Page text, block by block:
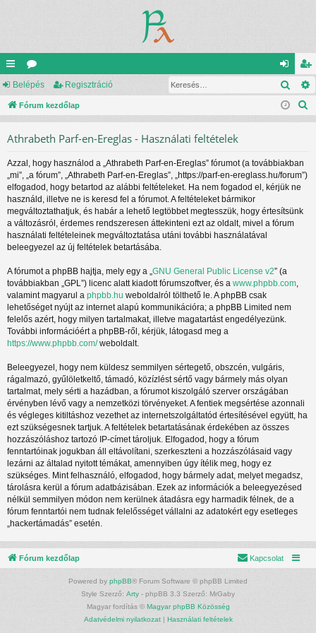
yo
rs
ór
u
el
ép
eg
is
ió
Belépés Regisztráció
Fórum kezdőlap
Athrabeth Parf-en-Ereglas - Használati feltételek
Azzal, hogy használod a „Athrabeth Parf-en-Ereglas” fórumot (a továbbiakban
„mi”, „a fórum”, „Athrabeth Parf-en-Ereglas”, „https://parf-en-ereglass.hu/forum”)
elfogadod, hogy betartod az alábbi feltételeket. Ha nem fogadod el, kérjük ne
használd, illetve ne is keresd fel a fórumot. A feltételeket bármikor
megváltoztathatjuk, és habár a lehető legtöbbet megtesszük, hogy értesítsünk
a változásról, érdemes rendszeresen áttekinteni ezt az oldalt, mivel a fórum
használati feltételeinek megváltoztatása utáni további használatával
beleegyezel az új feltételek betartásába.
A fórumot a phpBB hajtja, mely egy a „ GNU General Public License v2” (a
továbbiakban „GPL”) licenc alatt kiadott fórumszoftver, és a www.phpbb.com
valamint magyarul a phpbb.hu weboldalról tölthető le. A phpBB csak
lehetőséget nyújt az internet alapú kommunikációra; a phpBB Limited nem
felelős azért, hogy milyen tartalmakat, illetve magatartást engedélyezünk.
További információért a phpBB-ről, kérjük, látogasd meg a
https://www.phpbb.com/weboldalt.
Beleegyezel, hogy nem küldesz semmilyen sértegető, obszcén, vulgáris,
rágalmazó, gyűlöletkeltő, támadó, közízlést sértő vagy bármely más olyan
tartalmat, mely sérti a hazádban, a fórumot kiszolgáló szerver országában
érvényben lévő vagy a nemzetközi törvényeket. A fentiek megsértése azonnali
és végleges kitiltáshoz vezethet az internetszolgáltatód értesítésével együtt, ha
ezt szükségesnek tartjuk. A feltételek betartatásának érdekében az összes
hozzászóláshoz tartozó IP-címet tároljuk. Elfogadod, hogy a fórum
fenntartóinak jogukban áll eltávolítani, szerkeszteni a hozzászólásaid vagy
lezárni az általad nyitott témákat, amennyiben úgy ítélik meg, hogy ez
szükséges. Mint felhasználó, elfogadod, hogy bármely adat, melyet megadsz,
tárolásra kerül a fórum adatbázisában. Ezek az információk a beleegyezésed
nélkül semmilyen módon nem kerülnek átadásra egy harmadik félnek, de a
fórum fenntartói nem tudnak felelősséget vállalni az adatokért egy esetleges
„hackertámadás” esetén.
Fórum kezdőlap Kapcsolat
Powered by phpBB® Forum Software © phpBB Limited
Style Szerző: Arty - phpBB 3.3 Szerző: MrGaby
Magyar fordítás © Magyar phpBB Közösség
Adatvédelmi nyilatkozat| Használati feltételek